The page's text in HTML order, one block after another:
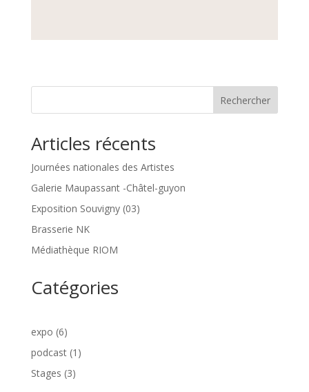
Rechercher
Articles récents
Journées nationales des Artistes
Galerie Maupassant -Châtel-guyon
Exposition Souvigny (03)
Brasserie NK
Médiathèque RIOM
Catégories
expo (6)
podcast(1)
Stages (3)